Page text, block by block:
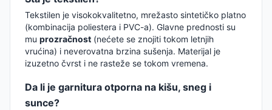
Tekstilen je visokokvalitetno, mrežasto sintetičko platno
(kombinacija poliestera i PVC-a). Glavne prednosti su
mu prozračnost (nećete se znojiti tokom letnjih
vrućina) i neverovatna brzina sušenja. Materijal je
izuzetno čvrst i ne rasteže se tokom vremena.
Da li je garnitura otporna na kišu, sneg i
sunce?